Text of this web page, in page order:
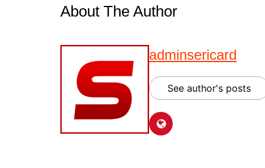
About The Author
adminsericard
See author's posts